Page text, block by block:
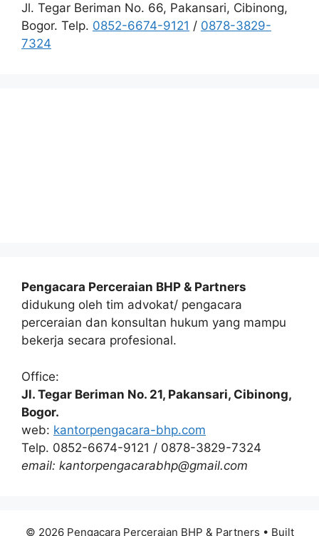
Jl. Tegar Beriman No. 66, Pakansari, Cibinong,
Bogor. Telp. 0852-6674-9121 / 0878-3829-
7324
Pengacara Perceraian BHP & Partners
didukung oleh tim advokat/ pengacara
perceraian dan konsultan hukum yang mampu
bekerja secara profesional.
Office:
Jl. Tegar Beriman No. 21, Pakansari, Cibinong,
Bogor.
web: kantorpengacara-bhp.com
Telp. 0852-6674-9121 / 0878-3829-7324
email: kantorpengacarabhp@gmail.com
© 2026 Pengacara Perceraian BHP & Partners • Built